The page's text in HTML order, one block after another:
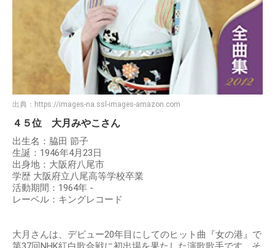
出典： https://images-na.ssl-images-amazon.com
４５位 大月みやこさん
出生名：脇田 節子
生誕：1946年4月23日
出身地：大阪府八尾市
学歴 大阪府立八尾高等学校卒業
活動期間：1964年 -
レーベル：キングレコード
大月さんは、デビュー20年目にしてのヒット曲『女の港』で